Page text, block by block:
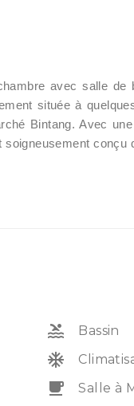
avec salle de
située à
Bintang. Avec
soigneusement
salle de
qualité
véritable bijou
pool Bassin
ac_unit
free_breakfast Salle à